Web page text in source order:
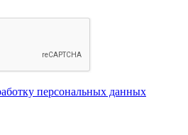
персональных данных